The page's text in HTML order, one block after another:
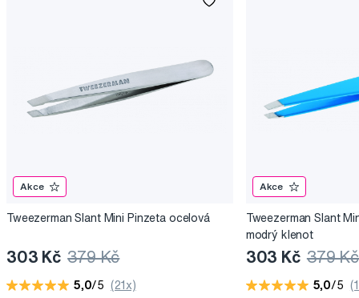
Akce
Tweezerman Slant Mini Pinzeta ocelová
303 Kč 379 Kč
5,0/5 (21x)
Akce
Tweezerman Slant
modrý klenot
303 Kč 379 Kč
5,0/5